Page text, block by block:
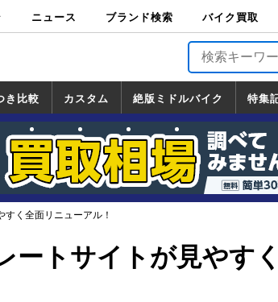
ニュース ブランド検索 バイク買取
バイク買取
き比較 カスタム
カスタム
一覧
ホンダ
ヤマハ
スズキ
カワサキ
絶版ミドルバイク
絶版ミドルバイク
一覧
ホンダ
ヤマハ
スズキ
カワサキ
特集
道の駅調査隊
ツーリング情報局
日本の道50選
国道めぐり
林道ツーリング
く全面リニューアル！
ートサイトが見やす